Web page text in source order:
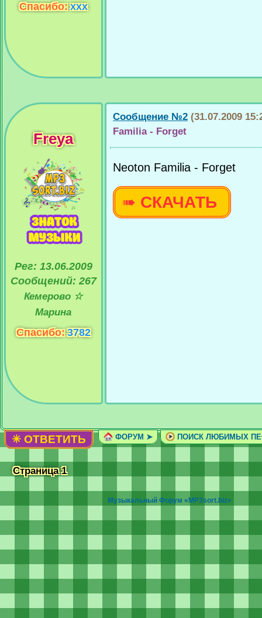
Спасибо: xxx
Freya
Рег: 13.06.2009
Сообщений: 267
Кемерово ☆
Марина
Спасибо: 3782
Сообщение №2 (31.07.2009
Familia - Forget
Neoton Familia - Forget
➠ СКАЧАТЬ
✳ ОТВЕТИТЬ ФОРУМ ➤ ПОИСК ЛЮБИМЫХ
Страница 1
Музыкальный Форум «MP3sort.biz»